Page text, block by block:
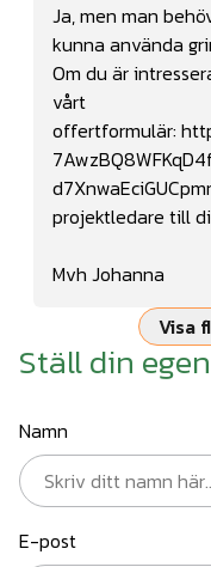
Ja, men man
kunna använda
Om du är
vårt
offertformulär:
projektledare till
Mvh Johanna
Visa
Ställ din
Namn
E-post